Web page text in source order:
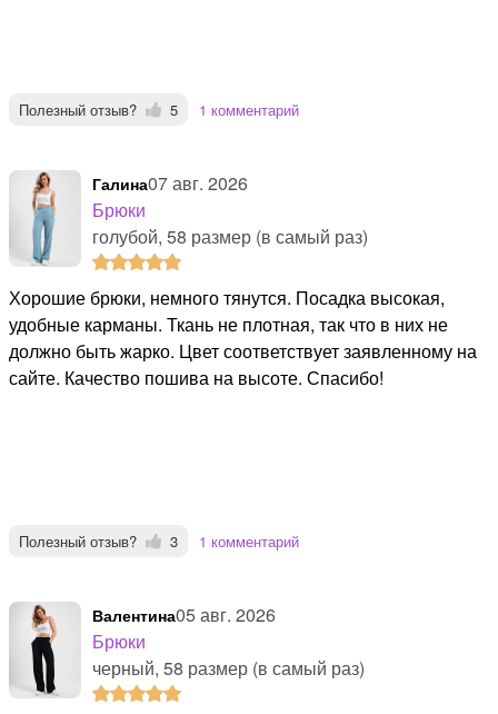
Полезный отзыв? 5 1 комментарий
Галина07 авг. 2026
Брюки
голубой, 58 размер (в самый раз)
Хорошие брюки, немного тянутся. Посадка высокая,
удобные карманы. Ткань не плотная, так что в них не
должно быть жарко. Цвет соответствует заявленному на
сайте. Качество пошива на высоте. Спасибо!
Полезный отзыв? 3 1 комментарий
Валентина05 авг. 2026
Брюки
черный, 58 размер (в самый раз)